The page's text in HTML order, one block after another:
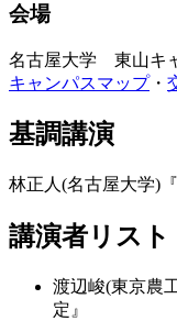
会場
名古屋大学 東山キ
キャンパスマップ・
基調講演
林正人(名古屋大学)
講演者リスト
渡辺峻(東京農
定』